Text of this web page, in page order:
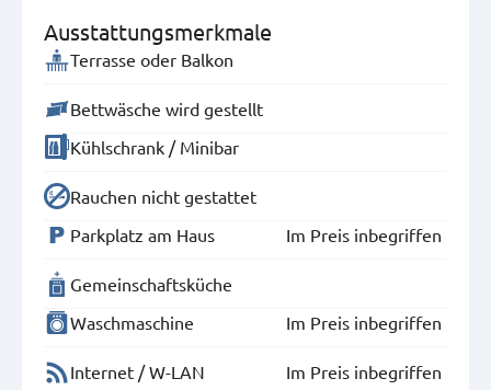
Ausstattungsmerkmale
Terrasse oder Balkon
Bettwäsche wird gestellt
Kühlschrank / Minibar
Rauchen nicht gestattet
Parkplatz am Haus
Im Preis inbegriffen
Gemeinschaftsküche
Waschmaschine
Im Preis inbegriffen
Internet / W-LAN Im Preis inbegriffen